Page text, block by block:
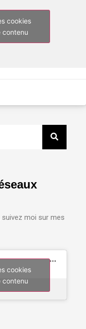
cookies
contenu
moi sur mes
cookies
contenu